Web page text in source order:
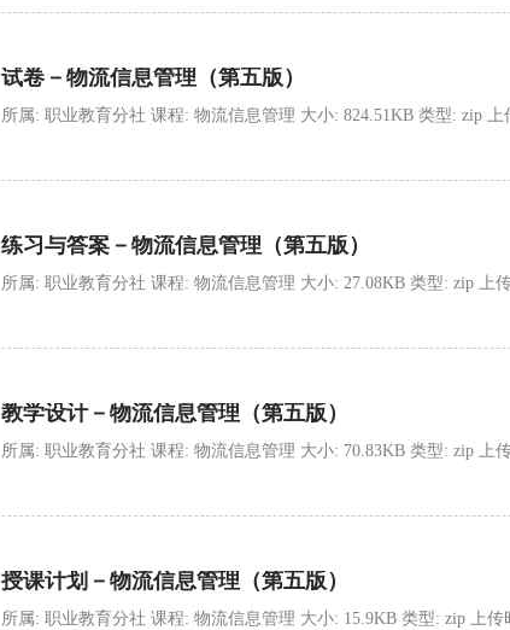
试卷－物流信息管理（第五版）
所属: 职业教育分社 课程: 物流信息管理 大小: 824.51KB 类型: zip 上
练习与答案－物流信息管理（第五版）
所属: 职业教育分社 课程: 物流信息管理 大小: 27.08KB 类型: zip 上
教学设计－物流信息管理（第五版）
所属: 职业教育分社 课程: 物流信息管理 大小: 70.83KB 类型: zip 上
授课计划－物流信息管理（第五版）
所属: 职业教育分社 课程: 物流信息管理 大小: 15.9KB 类型: zip 上传